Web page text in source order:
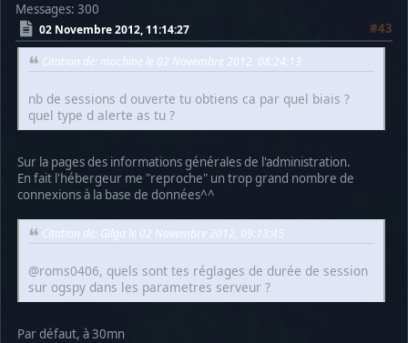
Messages: 300
02 Novembre 2012, 11:14:27 #43
Citation de: machine le 02 Novembre 2012, 08:24:13
nb de sessions d ouverte tu obtiens ca par quel biais ?
quel type d alerte as tu ?
Sur la pages des informations générales de l'administration.
En fait l'hébergeur me "reproche" un trop grand nombre de
connexions à la base de données^^
Citation de: Gilga le 02 Novembre 2012, 09:13:45
@roms0406, quels sont tes réglages de durée de session
sur ogspy dans les parametres serveur ?
Par défaut, à 30mn